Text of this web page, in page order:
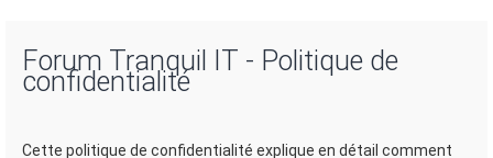
Forum Tranquil IT - Politique de
confidentialité
Cette politique de confidentialité explique en détail comment